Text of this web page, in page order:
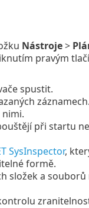
Nástroje>
pravým
spustit.
při startu
SysInspector,
formě.
složek a souborů